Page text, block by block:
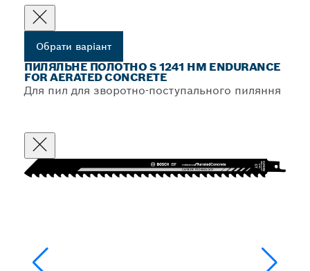
Обрати варіант
ПИЛЯЛЬНЕ ПОЛОТНО S 1241 HM ENDURANCE
FOR AERATED CONCRETE
Для пил для зворотно-поступального пиляння